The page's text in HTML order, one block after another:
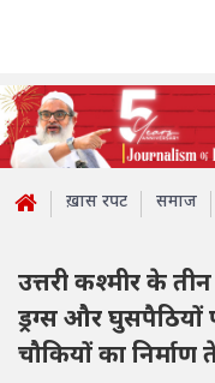
ख़ास रपट समाज
उत्तरी कश्मीर के तीन
ड्रग्स और
चौकियों का निर्माण